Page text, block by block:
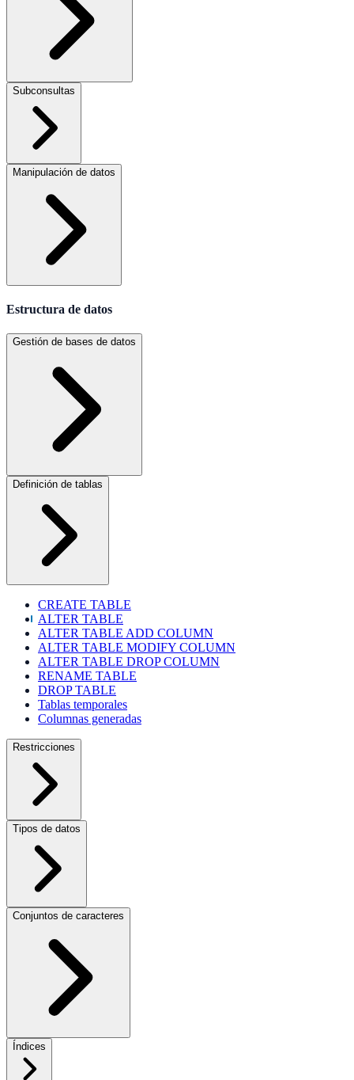
Subconsultas
Manipulación de datos
Estructura de datos
Gestión de bases de datos
Definición de tablas
CREATE TABLE
ALTER TABLE
ALTER TABLE ADD COLUMN
ALTER TABLE MODIFY COLUMN
ALTER TABLE DROP COLUMN
RENAME TABLE
DROP TABLE
Tablas temporales
Columnas generadas
Restricciones
Tipos de datos
Conjuntos de caracteres
Índices